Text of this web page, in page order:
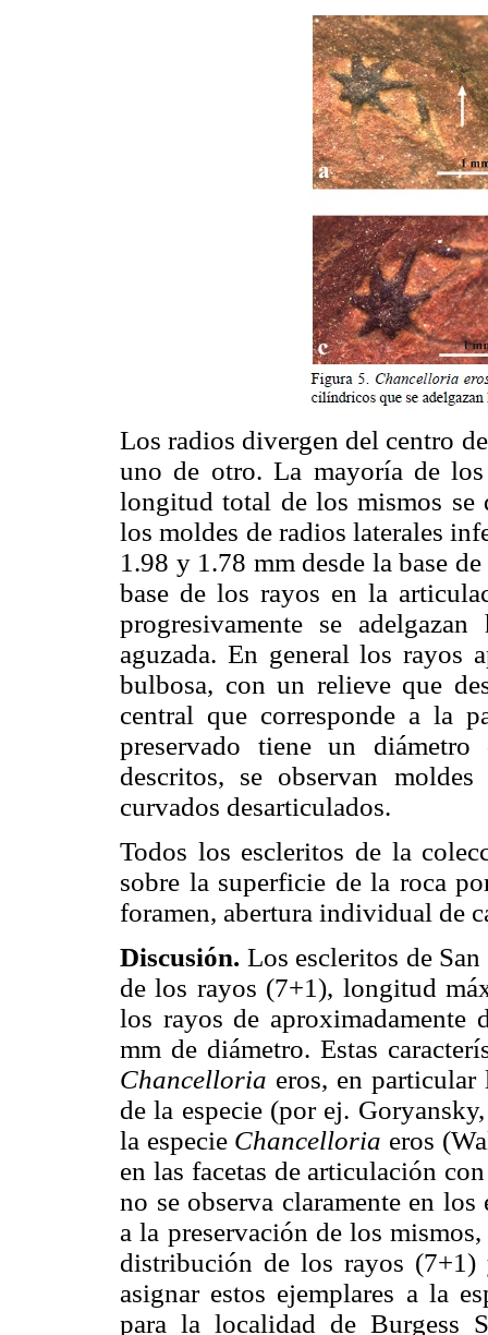
Los radios divergen del centro
uno de otro. La mayoría de
longitud total de los mismos se
los moldes de radios laterales
1.98 y 1.78 mm desde la base
base de los rayos en la
progresivamente se
aguzada. En general los rayos
bulbosa, con un relieve que
central que corresponde a la
preservado tiene un
descritos, se observan
curvados desarticulados.
Todos los escleritos de la
sobre la superficie de la roca
foramen, abertura individual de
Discusión. Los escleritos de
de los rayos (7+1), longitud
los rayos de
mm de diámetro. Estas
Chancelloria eros, en
de la especie (por ej.
la especie Chancelloria eros
en las facetas de articulación
no se observa claramente en
a la preservación de los
distribución de los rayos
asignar estos ejemplares a la
para la localidad de Burgess